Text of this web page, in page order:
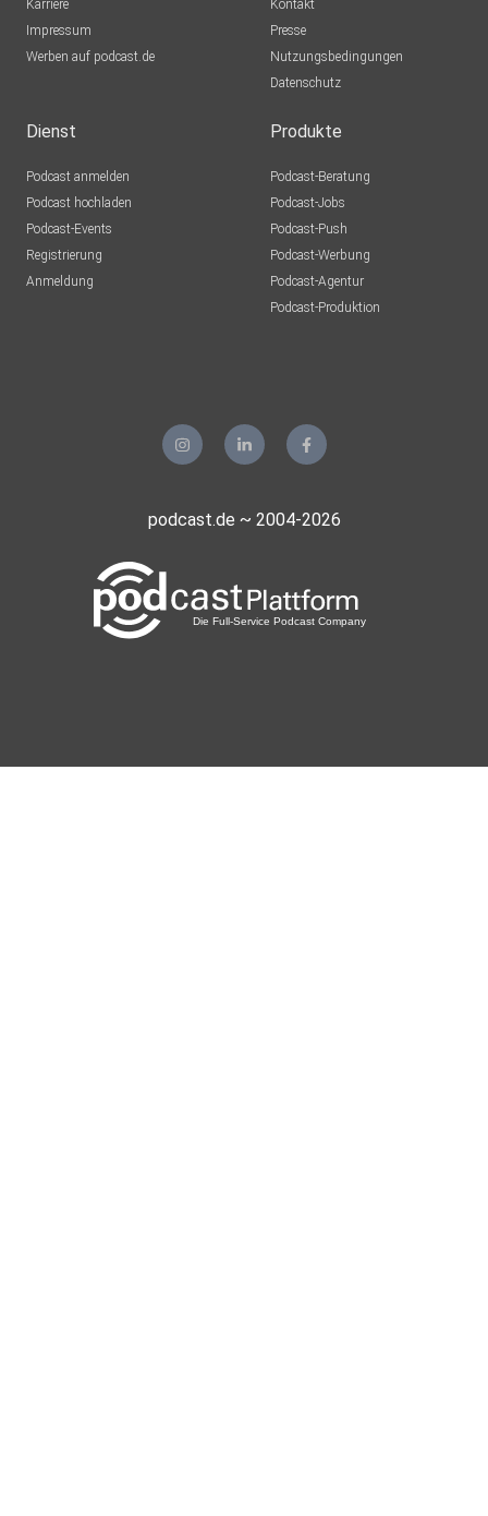
Karriere
Impressum
Werben auf podcast.de
Kontakt
Presse
Nutzungsbedingungen
Datenschutz
Dienst
Podcast anmelden
Podcast hochladen
Podcast-Events
Registrierung
Anmeldung
Produkte
Podcast-Beratung
Podcast-Jobs
Podcast-Push
Podcast-Werbung
Podcast-Agentur
Podcast-Produktion
podcast.de ~ 2004-2026